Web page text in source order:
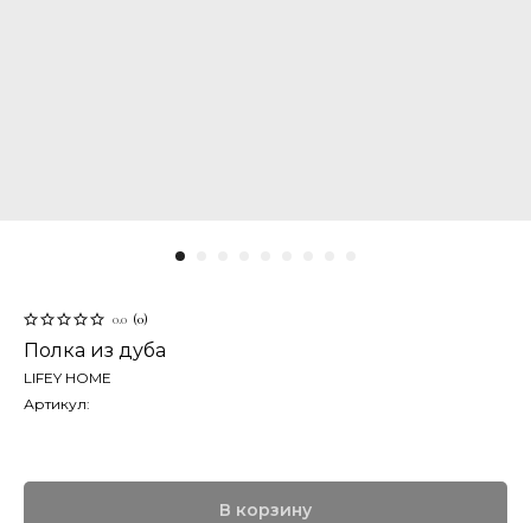
0.0 (0)
Полка из дуба
LIFEY HOME
Артикул:
В корзину